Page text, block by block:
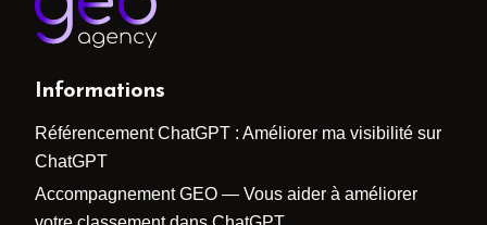
Informations
Référencement ChatGPT : Améliorer ma visibilité sur
ChatGPT
Accompagnement GEO — Vous aider à améliorer